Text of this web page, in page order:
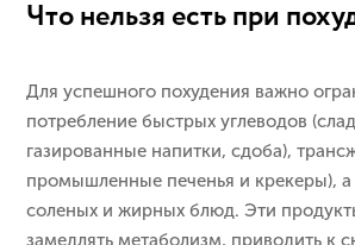
Что нельзя есть при
Для успешного похудения важно
потребление быстрых углеводов
газированные напитки, сдоба),
промышленные печенья и крекеры),
соленых и жирных блюд. Эти
замедлять метаболизм, приводить к